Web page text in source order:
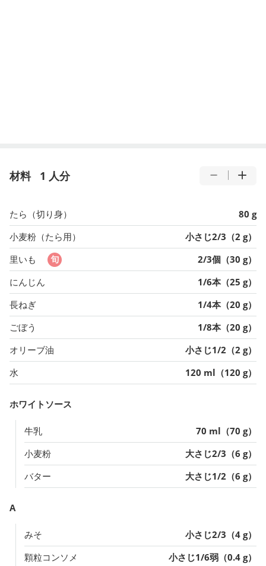
材料 1 人分
たら（切り身）
80 g
小麦粉（たら用）
小さじ2/3（2 g）
里いも
2/3個（30 g）
にんじん
1/6本（25 g）
長ねぎ
1/4本（20 g）
ごぼう
1/8本（20 g）
オリーブ油
小さじ1/2（2 g）
水
120 ml（120 g）
ホワイトソース
牛乳
70 ml（70 g）
小麦粉
大さじ2/3（6 g）
バター
大さじ1/2（6 g）
A
みそ
小さじ2/3（4 g）
顆粒コンソメ
小さじ1/6弱（0.4 g）